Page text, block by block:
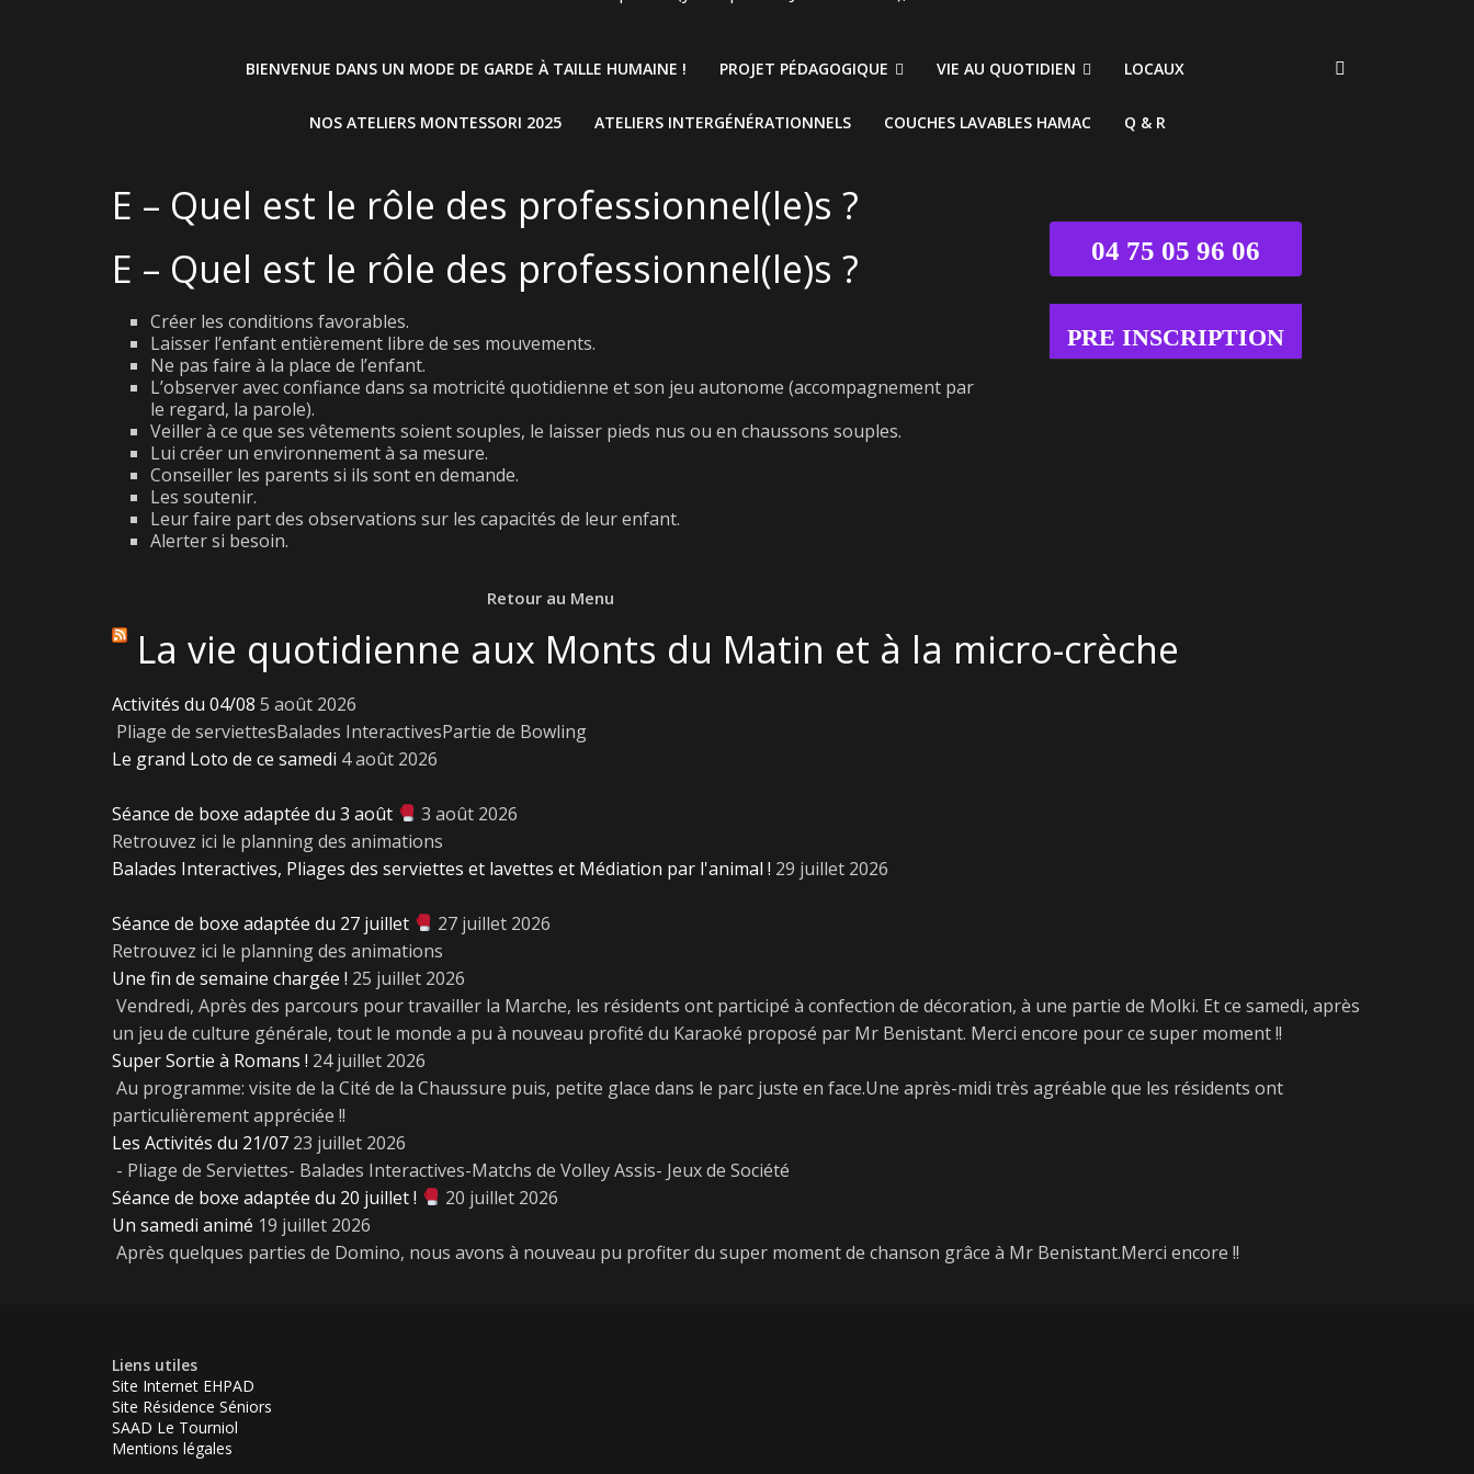
BIENVENUE DANS UN MODE DE GARDE À TAILLE HUMAINE ! PROJET PÉDAGOGIQUE VIE AU QUOTIDIEN LOCAUX
NOS ATELIERS MONTESSORI 2025 ATELIERS INTERGÉNÉRATIONNELS COUCHES LAVABLES HAMAC Q & R
E – Quel est le rôle des professionnel(le)s ?
E – Quel est le rôle des professionnel(le)s ?
Créer les conditions favorables.
Laisser l’enfant entièrement libre de ses mouvements.
Ne pas faire à la place de l’enfant.
L’observer avec confiance dans sa motricité quotidienne et son jeu autonome (accompagnement par
le regard, la parole).
Veiller à ce que ses vêtements soient souples, le laisser pieds nus ou en chaussons souples.
Lui créer un environnement à sa mesure.
Conseiller les parents si ils sont en demande.
Les soutenir.
Leur faire part des observations sur les capacités de leur enfant.
Alerter si besoin.
Retour au Menu
04 75 05 96 06
PRE INSCRIPTION
La vie quotidienne aux Monts du Matin et à la micro-crèche
Activités du 04/08 5 août 2026
Pliage de serviettesBalades InteractivesPartie de Bowling
Le grand Loto de ce samedi 4 août 2026
Séance de boxe adaptée du 3 août
3 août 2026
Retrouvez ici le planning des animations
Balades Interactives, Pliages des serviettes et lavettes et Médiation par l'animal ! 29 juillet 2026
Séance de boxe adaptée du 27 juillet
27 juillet 2026
Retrouvez ici le planning des animations
Une fin de semaine chargée ! 25 juillet 2026
Vendredi, Après des parcours pour travailler la Marche, les résidents ont participé à confection de décoration, à une partie de Molki. Et ce samedi, après
un jeu de culture générale, tout le monde a pu à nouveau profité du Karaoké proposé par Mr Benistant. Merci encore pour ce super moment !!
Super Sortie à Romans ! 24 juillet 2026
Au programme: visite de la Cité de la Chaussure puis, petite glace dans le parc juste en face.Une après-midi très agréable que les résidents ont
particulièrement appréciée !!
Les Activités du 21/07 23 juillet 2026
- Pliage de Serviettes- Balades Interactives-Matchs de Volley Assis- Jeux de Société
Séance de boxe adaptée du 20 juillet !
20 juillet 2026
Un samedi animé 19 juillet 2026
Après quelques parties de Domino, nous avons à nouveau pu profiter du super moment de chanson grâce à Mr Benistant.Merci encore !!
Liens utiles
Site Internet EHPAD
Site Résidence Séniors
SAAD Le Tourniol
Mentions légales